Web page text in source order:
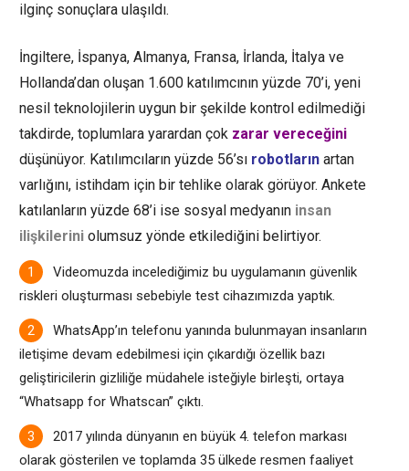
ilginç sonuçlara ulaşıldı.
İngiltere, İspanya, Almanya, Fransa, İrlanda, İtalya ve
Hollanda’dan oluşan 1.600 katılımcının yüzde 70’i, yeni
nesil teknolojilerin uygun bir şekilde kontrol edilmediği
takdirde, toplumlara yarardan çok zarar vereceğini
düşünüyor. Katılımcıların yüzde 56’sı robotların artan
varlığını, istihdam için bir tehlike olarak görüyor. Ankete
katılanların yüzde 68’i ise sosyal medyanın insan
ilişkilerini olumsuz yönde etkilediğini belirtiyor.
Videomuzda incelediğimiz bu uygulamanın güvenlik
riskleri oluşturması sebebiyle test cihazımızda yaptık.
WhatsApp’ın telefonu yanında bulunmayan insanların
iletişime devam edebilmesi için çıkardığı özellik bazı
geliştiricilerin gizliliğe müdahele isteğiyle birleşti, ortaya
“Whatsapp for Whatscan” çıktı.
2017 yılında dünyanın en büyük 4. telefon markası
olarak gösterilen ve toplamda 35 ülkede resmen faaliyet